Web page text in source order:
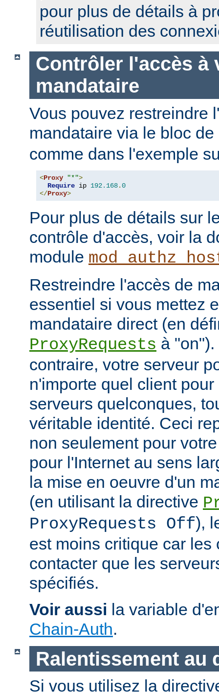
pour plus de détails à
réutilisation des
Contrôler l'accès à
mandataire
Vous pouvez restreindre
mandataire via le bloc
comme dans l'exemple
<Proxy "*">
Require ip 192.168.0
</Proxy>
Pour plus de détails sur
contrôle d'accès, voir la
module
Restreindre l'accès de
essentiel si vous mettez
mandataire direct (en
ProxyRequests à
contraire, votre serveur
n'importe quel client
serveurs quelconques,
véritable identité. Ceci
non seulement pour
pour l'Internet au sens
la mise en oeuvre d'un
(en utilisant la directive
ProxyRequests Off),
est moins critique car les
contacter que les
spécifiés.
Voir aussi la variable
Chain-Auth.
Ralentissement au
Si vous utilisez la